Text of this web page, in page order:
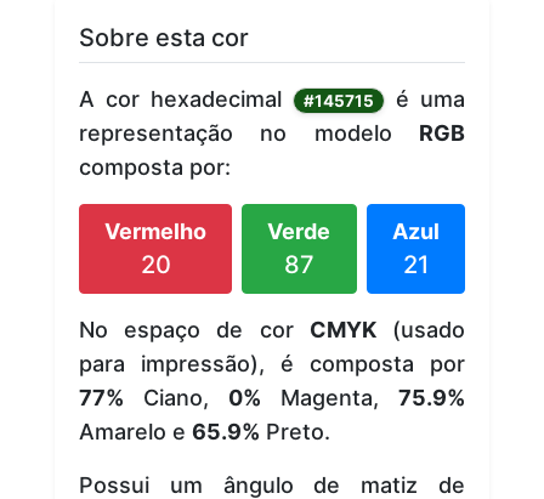
Sobre esta cor
A cor hexadecimal #145715
é uma
representação no modelo RGB
composta por:
Vermelho
20
Verde
87
Azul
21
No espaço de cor CMYK(usado
para impressão), é composta por
77% Ciano, 0% Magenta, 75.9%
Amarelo e 65.9% Preto.
Possui um ângulo de matiz de